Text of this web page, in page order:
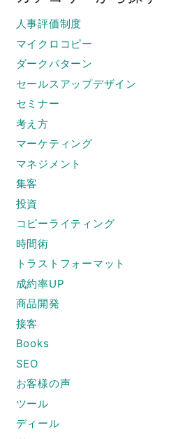
人事評価制度
マイクロコピー
ダークパターン
セールスアップデザイン
セミナー
考え方
マーケティング
マネジメント
集客
投資
コピーライティング
時間術
トラストフォーマット
成約率UP
商品開発
接客
Books
SEO
お客様の声
ツール
ディール